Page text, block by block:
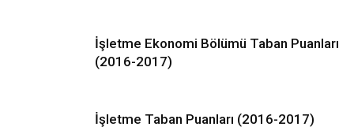
İşletme Ekonomi Bölümü Taban Puanları
(2016-2017)
İşletme Taban Puanları (2016-2017)